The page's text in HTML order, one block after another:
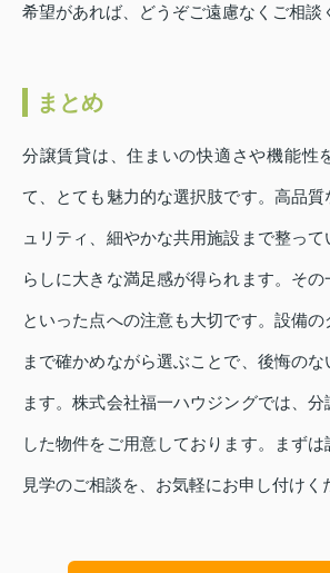
希望があれば、どうぞご遠慮なくご相談
まとめ
分譲賃貸は、住まいの快適さや機能性
て、とても魅力的な選択肢です。高品
ュリティ、細やかな共用施設まで整っ
らしに大きな満足感が得られます。そ
といった点への注意も大切です。設備の
まで確かめながら選ぶことで、後悔のな
ます。株式会社福一ハウジングでは、
した物件をご用意しております。まず
見学のご相談を、お気軽にお申し付けく